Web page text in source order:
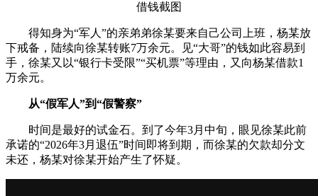
借钱截图
得知身为“军人”的亲弟弟徐某要来自己公司上班，杨某放
下戒备，陆续向徐某转账7万余元。见“大哥”的钱如此容易到
手，徐某又以“银行卡受限”“买机票”等理由，又向杨某借款1
万余元。
从“假军人”到“假警察”
时间是最好的试金石。到了今年3月中旬，眼见徐某此前
承诺的“2026年3月退伍”时间即将到期，而徐某的欠款却分文
未还，杨某对徐某开始产生了怀疑。